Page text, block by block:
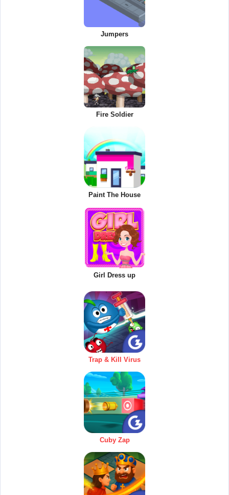
Jumpers
Fire Soldier
Paint The House
Girl Dress up
Trap & Kill Virus
Cuby Zap